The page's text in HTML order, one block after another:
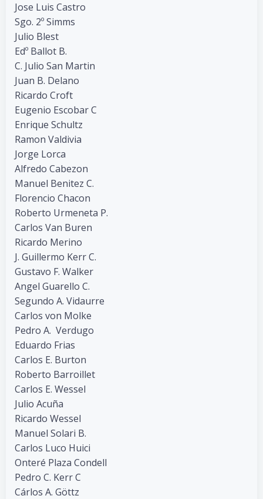
Jose Luis Castro
Sgo. 2º Simms
Julio Blest
Edº Ballot B.
C. Julio San Martin
Juan B. Delano
Ricardo Croft
Eugenio Escobar C
Enrique Schultz
Ramon Valdivia
Jorge Lorca
Alfredo Cabezon
Manuel Benitez C.
Florencio Chacon
Roberto Urmeneta P.
Carlos Van Buren
Ricardo Merino
J. Guillermo Kerr C.
Gustavo F. Walker
Angel Guarello C.
Segundo A. Vidaurre
Carlos von Molke
Pedro A. Verdugo
Eduardo Frias
Carlos E. Burton
Roberto Barroillet
Carlos E. Wessel
Julio Acuña
Ricardo Wessel
Manuel Solari B.
Carlos Luco Huici
Onteré Plaza Condell
Pedro C. Kerr C
Cárlos A. Göttz